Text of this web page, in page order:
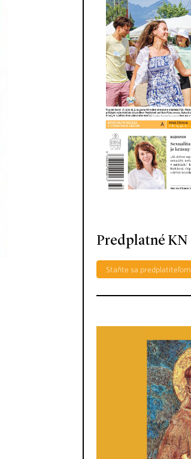
Predplatné KN
Staňte sa predplatiteľom